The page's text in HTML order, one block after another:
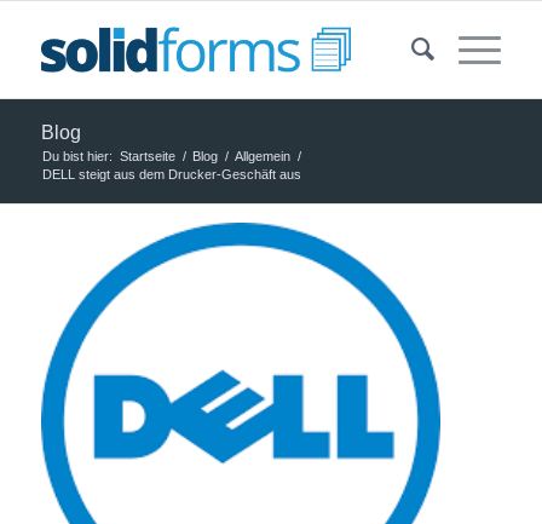
Blog
Du bist hier: Startseite / Blog / Allgemein /
DELL steigt aus dem Drucker-Geschäft aus